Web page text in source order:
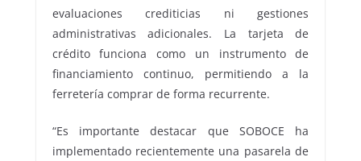
evaluaciones crediticias ni gestiones
administrativas adicionales. La tarjeta de
crédito funciona como un instrumento de
financiamiento continuo, permitiendo a la
ferretería comprar de forma recurrente.
“Es importante destacar que SOBOCE ha
implementado recientemente una pasarela de